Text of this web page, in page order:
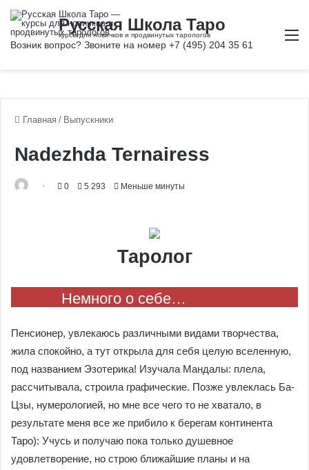
Главная / Выпускники
Nadezhda Ternairess
0 5 293 Меньше минуты
Таролог
Немного о себе…
Пенсионер, увлекаюсь различными видами творчества,
жила спокойно, а тут открыла для себя целую вселенную,
под названием Эзотерика! Изучала Мандалы: плела,
рассчитывала, строила графические. Позже увлеклась Ба-
Цзы, нумерологией, но мне все чего то не хватало, в
результате меня все же прибило к берегам континента
Таро): Учусь и получаю пока только душевное
удовлетворение, но строю ближайшие планы и на